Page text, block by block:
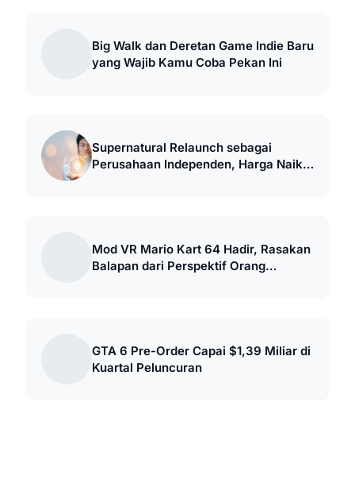
Big Walk dan Deretan Game Indie Baru
yang Wajib Kamu Coba Pekan Ini
Supernatural Relaunch sebagai
Perusahaan Independen, Harga Naik
Mod VR Mario Kart 64 Hadir, Rasakan
Balapan dari Perspektif Orang
GTA 6 Pre-Order Capai $1,39 Miliar di
Kuartal Peluncuran